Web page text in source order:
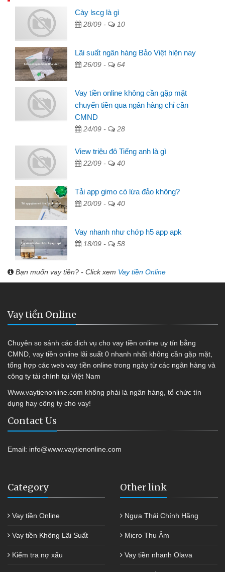
Cày lscg là gì
28/09 - 10
Lãi suất ngân hàng Bảo Việt hiện nay
26/09 - 64
Vay tiền online không cần gặp mặt
chuyển tiền qua ngân hàng chỉ cần
CMND
24/09 - 28
View triệu đô Tiếng anh là gì
22/09 - 40
Tải app gimo có lừa đảo không?
20/09 - 40
Vay nhanh như chớp h5 app apk
18/09 - 58
Bạn muốn vay tiền? - Click xem Vay tiền Online
Vay tiền Online
Chuyên so sánh các dịch vụ cho vay tiền online uy tín bằng
CMND, vay tiền online lãi suất 0 nhanh nhất không cần gặp mặt,
tổng hợp các web vay tiền online trong ngày từ các ngân hàng và
công ty tài chính tại Việt Nam
Www.vaytienonline.com không phải là ngân hàng, tổ chức tín
dụng hay công ty cho vay!
Contact Us
Email: info@www.vaytienonline.com
Category
Vay tiền Online
Vay tiền Không Lãi Suất
Kiểm tra nợ xấu
Other link
Ngựa Thái Chính Hãng
Micro Thu Âm
Vay tiền nhanh Olava